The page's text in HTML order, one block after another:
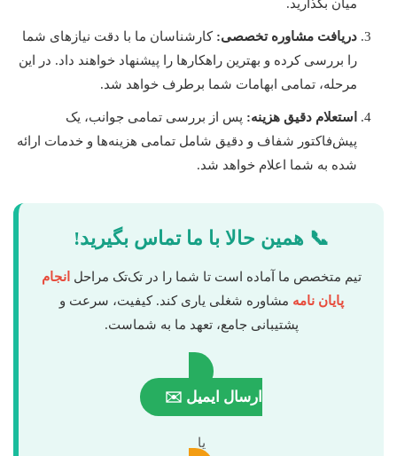
میان بگذارید.
دریافت مشاوره تخصصی: کارشناسان ما با دقت نیازهای شما
را بررسی کرده و بهترین راهکارها را پیشنهاد خواهند داد. در این
مرحله، تمامی ابهامات شما برطرف خواهد شد.
استعلام دقیق هزینه: پس از بررسی تمامی جوانب، یک
پیش‌فاکتور شفاف و دقیق شامل تمامی هزینه‌ها و خدمات ارائه
شده به شما اعلام خواهد شد.
📞 همین حالا با ما تماس بگیرید!
تیم متخصص ما آماده است تا شما را در تک‌تک مراحل انجام
پایان نامه مشاوره شغلی یاری کند. کیفیت، سرعت و
پشتیبانی جامع، تعهد ما به شماست.
ارسال ایمیل ✉️
یا